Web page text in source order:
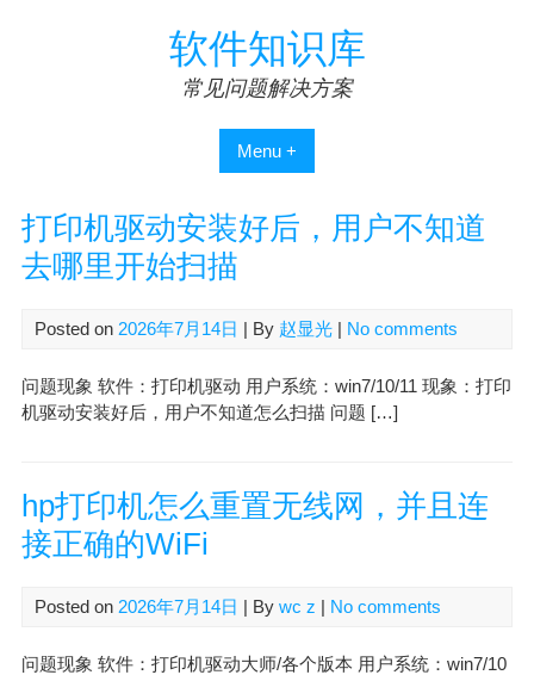
软件知识库
常见问题解决方案
Menu +
打印机驱动安装好后，用户不知道
去哪里开始扫描
Posted on 2026年7月14日 | By 赵显光| No comments
问题现象 软件：打印机驱动 用户系统：win7/10/11 现象：打印
机驱动安装好后，用户不知道怎么扫描 问题 […]
hp打印机怎么重置无线网，并且连
接正确的WiFi
Posted on 2026年7月14日 | By wc z | No comments
问题现象 软件：打印机驱动大师/各个版本 用户系统：win7/10